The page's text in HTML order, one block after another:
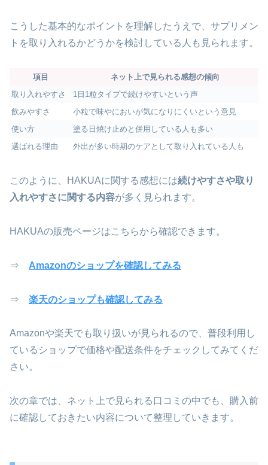
こうした基本的なポイントを理解したうえで、サプリメン
トを取り入れるかどうかを検討している人も見られます。
項目
ネット上で見られる感想の傾向
取り入れやすさ
1日1粒タイプで続けやすいという声
飲みやすさ
小粒で味やにおいが気になりにくいという意見
使い方
塗る日焼け止めと併用している人も多い
選ばれる理由
外出が多い時期のケアとして取り入れている人も
このように、HAKUAに関する感想には続けやすさや取り
入れやすさに関する内容が多く見られます。
HAKUAの販売ページはこちらから確認できます。
⇒ Amazonのショップを確認してみる
⇒ 楽天のショップも確認してみる
Amazonや楽天でも取り扱いが見られるので、普段利用し
ているショップで価格や配送条件をチェックしてみてくだ
さい。
次の章では、ネット上で見られる口コミの中でも、購入前
に確認しておきたい内容について整理していきます。